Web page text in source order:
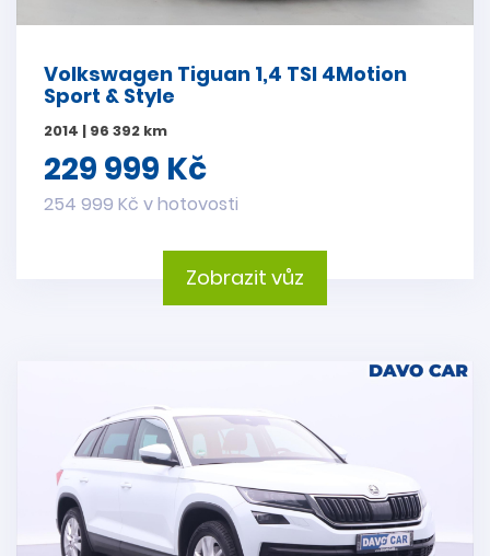
Volkswagen Tiguan 1,4 TSI 4Motion
Sport & Style
2014 | 96 392 km
229 999 Kč
254 999 Kč v hotovosti
Zobrazit vůz